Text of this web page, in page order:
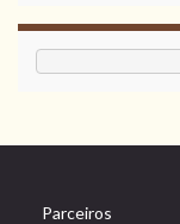
Parceiros